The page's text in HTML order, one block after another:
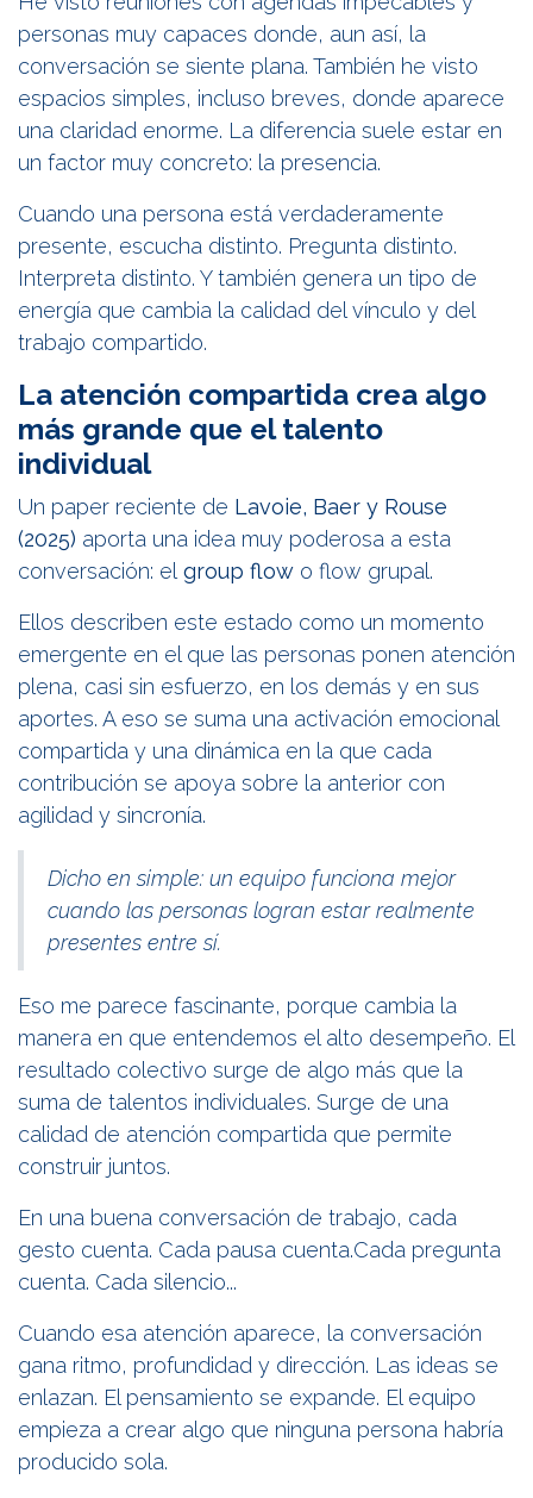
personas muy capaces donde, aun así, la
conversación se siente plana. También he visto
espacios simples, incluso breves, donde aparece
una claridad enorme. La diferencia suele estar en
un factor muy concreto: la presencia.
Cuando una persona está verdaderamente
presente, escucha distinto. Pregunta distinto.
Interpreta distinto. Y también genera un tipo de
energía que cambia la calidad del vínculo y del
trabajo compartido.
La atención compartida crea algo
más grande que el talento
individual
Un paper reciente de Lavoie, Baer y Rouse
(2025) aporta una idea muy poderosa a esta
conversación: el group flow o flow grupal.
Ellos describen este estado como un momento
emergente en el que las personas ponen atención
plena, casi sin esfuerzo, en los demás y en sus
aportes. A eso se suma una activación emocional
compartida y una dinámica en la que cada
contribución se apoya sobre la anterior con
agilidad y sincronía.
Dicho en simple: un equipo funciona mejor
cuando las personas logran estar realmente
presentes entre sí.
Eso me parece fascinante, porque cambia la
manera en que entendemos el alto desempeño. El
resultado colectivo surge de algo más que la
suma de talentos individuales. Surge de una
calidad de atención compartida que permite
construir juntos.
En una buena conversación de trabajo, cada
gesto cuenta. Cada pausa cuenta.Cada pregunta
cuenta. Cada silencio...
Cuando esa atención aparece, la conversación
gana ritmo, profundidad y dirección. Las ideas se
enlazan. El pensamiento se expande. El equipo
empieza a crear algo que ninguna persona habría
producido sola.